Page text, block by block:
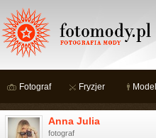
Fotograf Fryzjer Model
Anna Julia
fotograf